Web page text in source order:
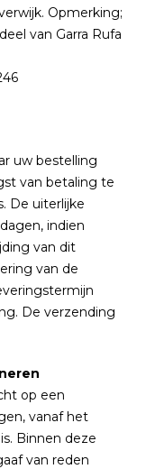
Opmerking;
van Garra Rufa
uw bestelling
van betaling te
De uiterlijke
indien
van dit
van de
De verzending
op een
vanaf het
Binnen deze
van reden